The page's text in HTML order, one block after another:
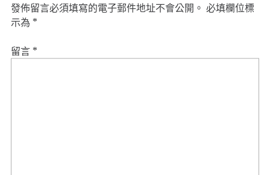
發佈留言必須填寫的電子郵件地址不會公開。 必填欄位標
示為 *
留言 *